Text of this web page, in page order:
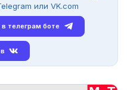
или VK.com
телеграм боте